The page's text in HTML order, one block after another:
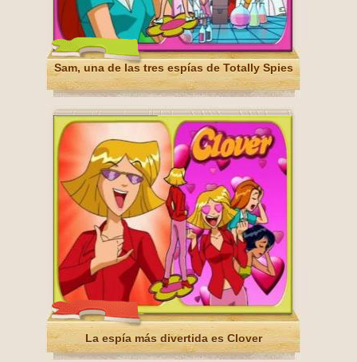
Sam, una de las tres espías de Totally Spies
La espía más divertida es Clover